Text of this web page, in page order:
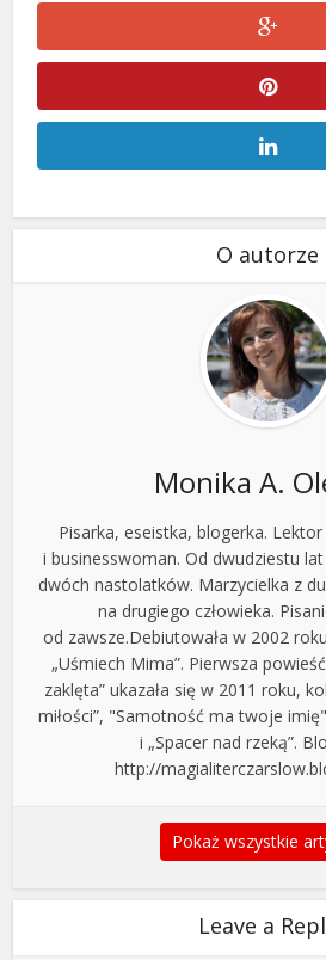
O autorze
Monika A.
Pisarka, eseistka, blogerka.
i businesswoman. Od dwudziestu
dwóch nastolatków. Marzycielka z
na drugiego człowieka.
od zawsze.Debiutowała w 2002
„Uśmiech Mima”. Pierwsza
zaklęta” ukazała się w 2011 roku,
miłości”, "Samotność ma twoje
i „Spacer nad rzeką”.
http://
Pokaż wszystkie
Leave a